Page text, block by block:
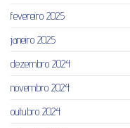
fevereiro 2025
janeiro 2025
dezembro 2024
novembro 2024
outubro 2024